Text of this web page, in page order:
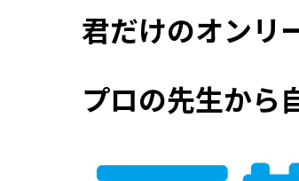
君だけのオンリ
プロの先生から